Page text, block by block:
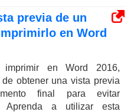
previa de un
en Word
en Word 2016,
obtener una vista previa
final para evitar
Aprenda a utilizar esta